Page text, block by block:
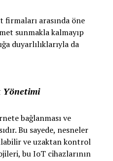
firmaları arasında öne
sunmakla kalmayıp
duyarlılıklarıyla da
Yönetimi
bağlanması ve
Bu sayede, nesneler
ve uzaktan kontrol
bu IoT cihazlarının